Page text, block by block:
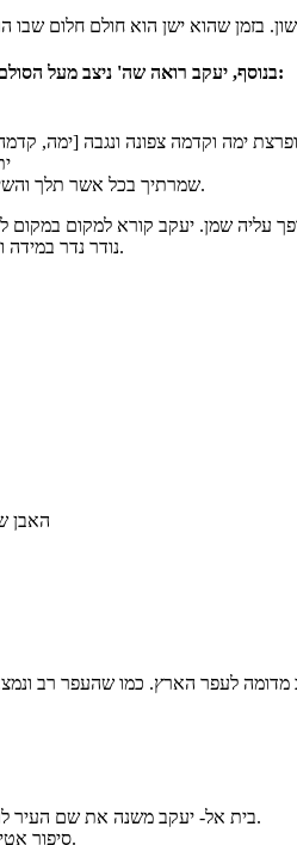
בנוסף, יעקב רואה שה' ניצב מעל הסולם ומציג את עצמו כאלוהי אברהם ויצחק. אלוקים מברך אותו ב:
4. "שמרתיך בכל אשר תלך והשיבותיך אל האדמה..."- שמירה והגנה והבטחה לחזור לכנען.
שמן. יעקב קורא למקום במקום
נודר נדר במידה והתנאים שהוא מתנה יתקיימו הוא מתחייב לאל למספר דברים.
2.
בית אל- יעקב משנה את שם העיר לוז לבית אל כי שם נגלה אליו אלוקים והוא מבין שהמקום קדוש.
סיפור אטיולוגי= סיפור שדרכו ניתן להבין אירועים ומקרים שיקרו בעתיד.